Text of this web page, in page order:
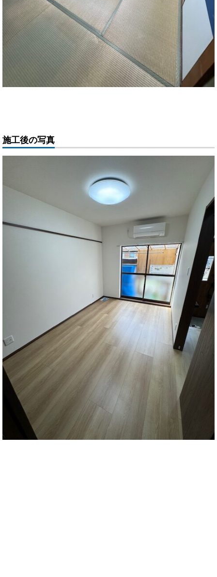
施工後の写真